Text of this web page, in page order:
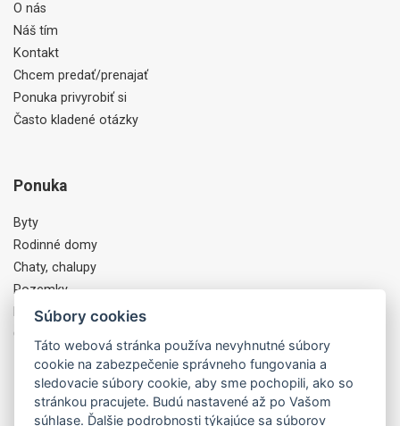
O nás
Náš tím
Kontakt
Chcem predať/prenajať
Ponuka privyrobiť si
Často kladené otázky
Ponuka
Byty
Rodinné domy
Chaty, chalupy
Pozemky
Komercia, Objekty
Ostatné
Partneri
Súbory cookies
Táto webová stránka používa nevyhnutné súbory
cookie na zabezpečenie správneho fungovania a
sledovacie súbory cookie, aby sme pochopili, ako so
stránkou pracujete. Budú nastavené až po Vašom
súhlase. Ďalšie podrobnosti týkajúce sa súborov